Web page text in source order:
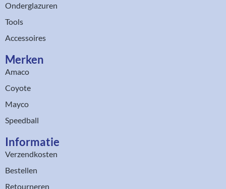
Onderglazuren
Tools
Accessoires
Merken
Amaco
Coyote
Mayco
Speedball
Informatie
Verzendkosten
Bestellen
Retourneren